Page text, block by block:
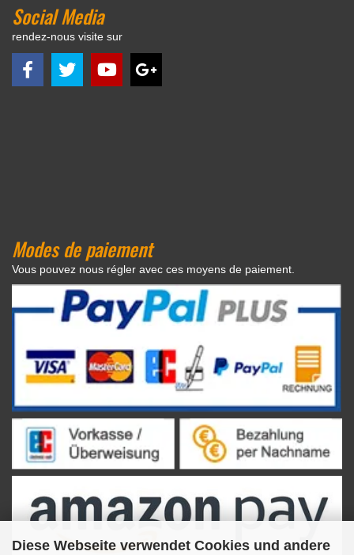
Diese Webseite verwendet Cookies und andere
Social Media
rendez-nous visite sur
Modes de paiement
Vous pouvez nous régler avec ces moyens de paiement.